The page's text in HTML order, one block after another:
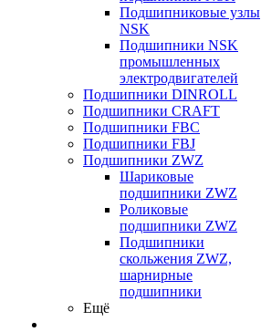
Подшипниковые узлы
NSK
Подшипники NSK
промышленных
электродвигателей
Подшипники DINROLL
Подшипники CRAFT
Подшипники FBC
Подшипники FBJ
Подшипники ZWZ
Шариковые
подшипники ZWZ
Роликовые
подшипники ZWZ
Подшипники
скольжения ZWZ,
шарнирные
подшипники
Ещё